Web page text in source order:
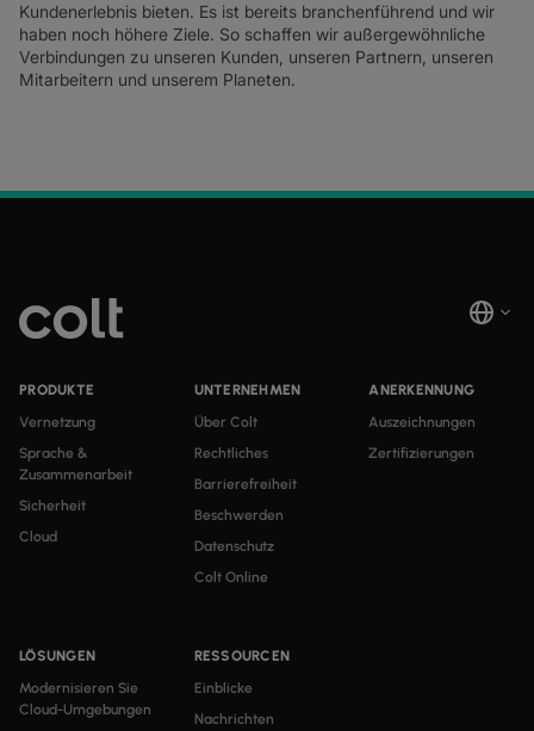
Kundenerlebnis bieten. Es ist bereits branchenführend und wir
haben noch höhere Ziele. So schaffen wir außergewöhnliche
Verbindungen zu unseren Kunden, unseren Partnern, unseren
Mitarbeitern und unserem Planeten.
PRODUKTE
Vernetzung
Sprache &
Zusammenarbeit
Sicherheit
Cloud
LÖSUNGEN
Modernisieren Sie
Cloud-Umgebungen
RESSOURCEN
Einblicke
Nachrichten
UNTERNEHMEN
Über Colt
Rechtliches
Barrierefreiheit
Beschwerden
Datenschutz
Colt Online
ANERKENNUNG
Auszeichnungen
Zertifizierungen